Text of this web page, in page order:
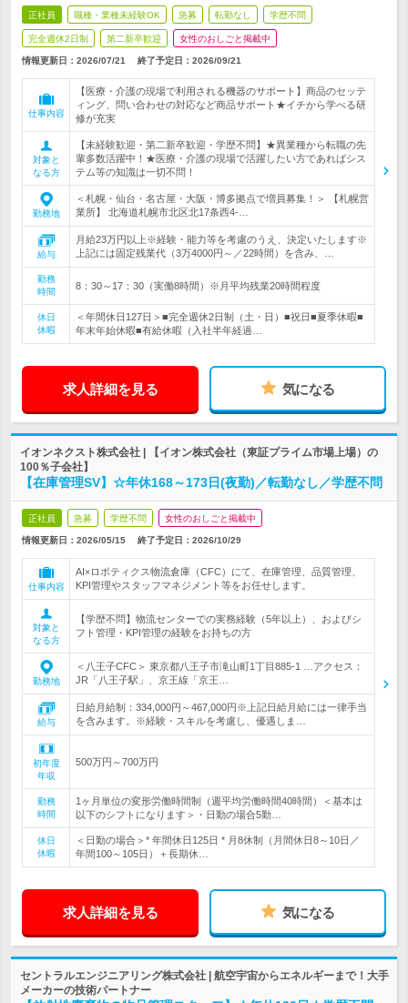
正社員 職種・業種未経験OK 急募 転勤なし 学歴不問
完全週休2日制 第二新卒歓迎 女性のおしごと掲載中
情報更新日：2026/07/21 終了予定日： 2026/09/21
仕事内容
【医療・介護の現場で利用される機器のサポート】商品のセッテ
ィング、問い合わせの対応など商品サポート★イチから学べる研
修が充実
対象と
なる方
【未経験歓迎・第二新卒歓迎・学歴不問】★異業種から転職の先
輩多数活躍中！★医療・介護の現場で活躍したい方であればシス
テム等の知識は一切不問！
勤務地
＜札幌・仙台・名古屋・大阪・博多拠点で増員募集！＞ 【札幌営
業所】 北海道札幌市北区北17条西4-…
給与
月給23万円以上※経験・能力等を考慮のうえ、決定いたします※
上記には固定残業代（3万4000円～／22時間）を含み、…
勤務
時間
8：30～17：30（実働8時間）※月平均残業20時間程度
休日
休暇
＜年間休日127日＞■完全週休2日制（土・日）■祝日■夏季休暇■
年末年始休暇■有給休暇（入社半年経過…
求人詳細を見る 気になる
イオンネクスト株式会社 | 【イオン株式会社（東証プライム市場上場）の
100％子会社】
【在庫管理SV】☆年休168～173日(夜勤)／転勤なし／学歴不問
正社員 急募 学歴不問 女性のおしごと掲載中
情報更新日：2026/05/15 終了予定日： 2026/10/29
仕事内容
AI×ロボティクス物流倉庫（CFC）にて、在庫管理、品質管理、
KPI管理やスタッフマネジメント等をお任せします。
対象と
なる方
【学歴不問】物流センターでの実務経験（5年以上）、およびシ
フト管理・KPI管理の経験をお持ちの方
勤務地
＜八王子CFC＞ 東京都八王子市滝山町1丁目885-1 …アクセス：
JR「八王子駅」、京王線「京王…
給与
日給月給制：334,000円～467,000円※上記日給月給には一律手当
を含みます。※経験・スキルを考慮し、優遇しま…
初年度
年収
500万円～700万円
勤務
時間
1ヶ月単位の変形労働時間制（週平均労働時間40時間）＜基本は
以下のシフトになります＞・日勤の場合5勤…
休日
休暇
＜日勤の場合＞* 年間休日125日 * 月8休制（月間休日8～10日／
年間100～105日）＋長期休…
求人詳細を見る 気になる
セントラルエンジニアリング株式会社 | 航空宇宙からエネルギーまで！大手
メーカーの技術パートナー